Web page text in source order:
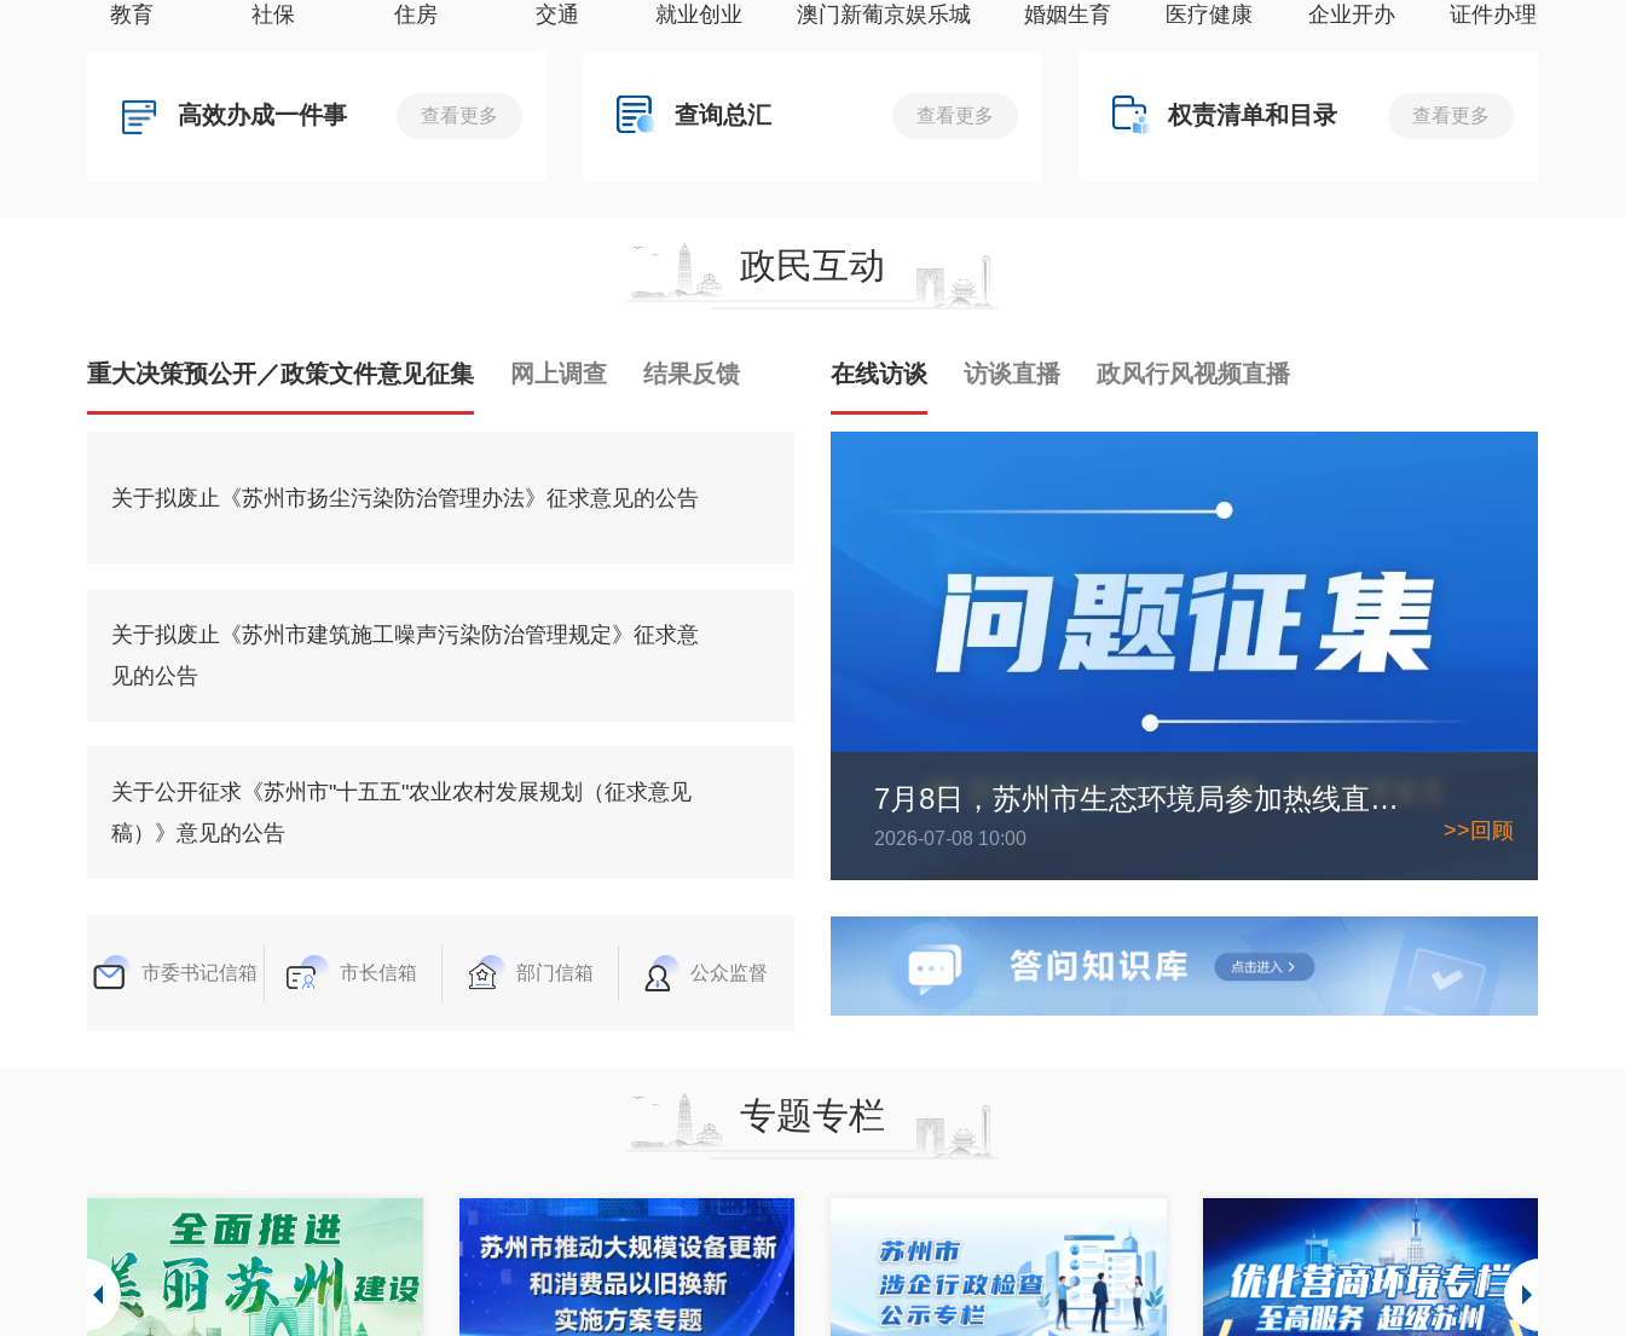
教育 社保 住房 交通 就业创业 澳门新葡京娱乐城 婚姻生育 医疗健康 企业开办 证件办理
高效办成一件事 查看更多 查询总汇 查看更多 权责清单和目录 查看更多
政民互动
重大决策预公开／政策文件意见征集 网上调查 结果反馈
关于拟废止《苏州市扬尘污染防治管理办法》征求意见的公告
关于拟废止《苏州市建筑施工噪声污染防治管理规定》征求意
见的公告
关于公开征求《苏州市"十五五"农业农村发展规划（征求意见
稿）》意见的公告
市委书记信箱 市长信箱 部门信箱 公众监督
在线访谈 访谈直播 政风行风视频直播
7月8日，苏州市生态环境局参加热线直播。敬请期待！
2026-07-08 10:00 >>回顾
专题专栏